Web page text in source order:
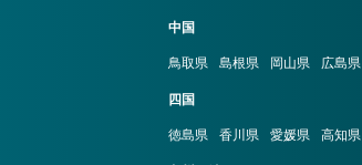
中国
鳥取県 島根県 岡山県 広島県
四国
徳島県 香川県 愛媛県 高知県